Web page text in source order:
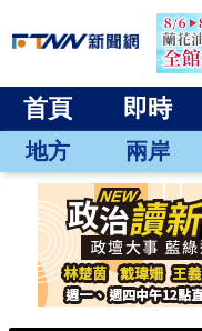
首頁 即時
地方 兩岸